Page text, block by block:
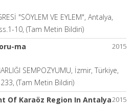
"SÖYLEM VE EYLEM", Antalya,
10, (Tam Metin Bildiri)
2015
ma
SEMPOZYUMU, İzmir, Türkiye,
(Tam Metin Bildiri)
2015
Of Karaöz Region In Antalya